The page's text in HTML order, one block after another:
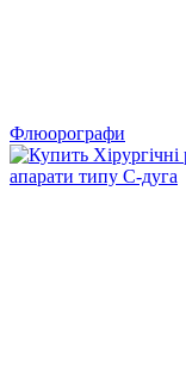
Флюорографи